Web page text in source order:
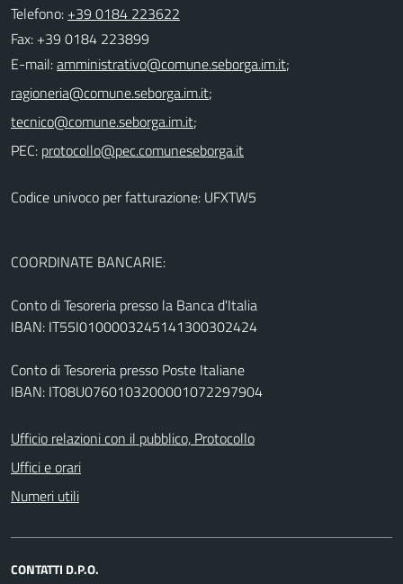
Telefono: +39 0184 223622
Fax: +39 0184 223899
E-mail:
;
;
;
PEC:
Codice univoco per fatturazione: UFXTW5
COORDINATE BANCARIE:
Conto di Tesoreria presso la Banca d'Italia
IBAN: IT55I0100003245141300302424
Conto di Tesoreria presso Poste Italiane
IBAN: IT08U0760103200001072297904
Ufficio relazioni con il pubblico, Protocollo
Uffici e orari
Numeri utili
CONTATTI D.P.O.